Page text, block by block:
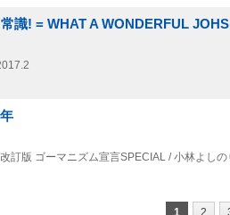
識! = WHAT A WONDERFUL
訂版 ゴーマニズム宣言SPECIAL / 小林よしの
1 2